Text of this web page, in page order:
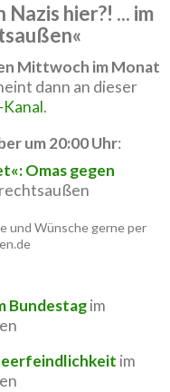
Nazis hier?! ... im
Mittwoch im Monat
dann an dieser
.
um 20:00 Uhr:
Omas gegen
und Wünsche gerne per
Bundestagim
im